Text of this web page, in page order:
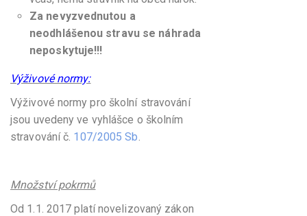
Za nevyzvednutou a
neodhlášenou stravu se náhrada
neposkytuje!!!
Výživové normy:
Výživové normy pro školní stravování
jsou uvedeny ve vyhlášce o školním
stravování č. 107/2005 Sb.
Množství pokrmů
Od 1.1. 2017 platí novelizovaný zákon